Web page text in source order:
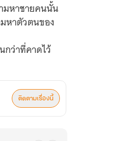
มหาชายคนนั้น
หาตัวตนของ
กว่าที่คาดไว้
ติดตามเรื่องนี้